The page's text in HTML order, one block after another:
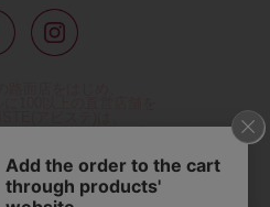
メリカなどからインポートした
バッグ、財布、小物、
、ここでしか手に入らない
を幅広くご用意しています。
スやイヤリングをはじめとする